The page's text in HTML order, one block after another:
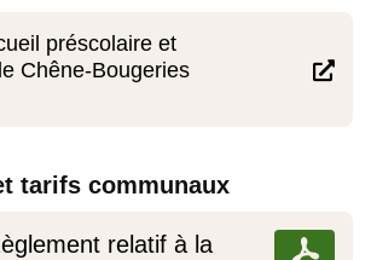

préscolaire et
Chêne-Bougeries
tarifs communaux
relatif à la